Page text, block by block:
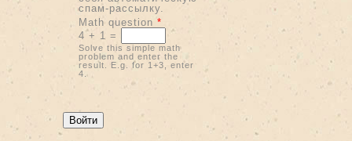
спам-рассылку.
Math question *
4 + 1 =
Solve this simple math
problem and enter the
result. E.g. for 1+3, enter
4.